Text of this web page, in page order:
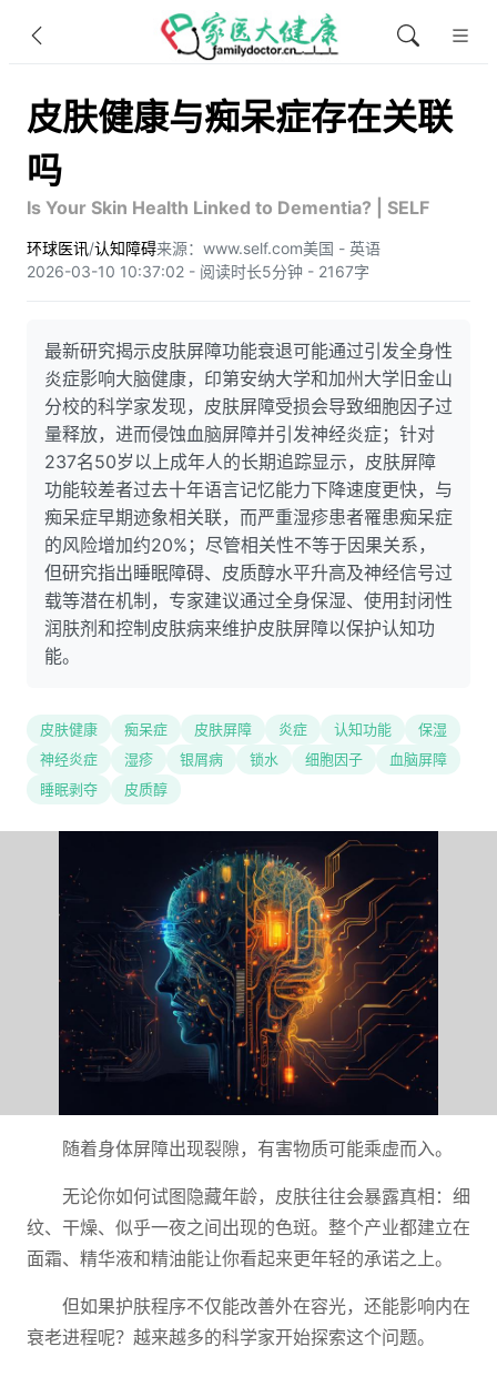
皮肤健康与痴呆症存在关联
吗
Is Your Skin Health Linked to Dementia? | SELF
环球医讯/认知障碍来源：www.self.com美国 - 英语
2026-03-10 10:37:02 - 阅读时长5分钟 - 2167字
最新研究揭示皮肤屏障功能衰退可能通过引发全身性
炎症影响大脑健康，印第安纳大学和加州大学旧金山
分校的科学家发现，皮肤屏障受损会导致细胞因子过
量释放，进而侵蚀血脑屏障并引发神经炎症；针对
237名50岁以上成年人的长期追踪显示，皮肤屏障
功能较差者过去十年语言记忆能力下降速度更快，与
痴呆症早期迹象相关联，而严重湿疹患者罹患痴呆症
的风险增加约20%；尽管相关性不等于因果关系，
但研究指出睡眠障碍、皮质醇水平升高及神经信号过
载等潜在机制，专家建议通过全身保湿、使用封闭性
润肤剂和控制皮肤病来维护皮肤屏障以保护认知功
能。
皮肤健康 痴呆症 皮肤屏障 炎症 认知功能
保湿
神经炎症
湿疹 银屑病 锁水 细胞因子
血脑屏障
睡眠剥夺
皮质醇
随着身体屏障出现裂隙，有害物质可能乘虚而入。
无论你如何试图隐藏年龄，皮肤往往会暴露真相：细
纹、干燥、似乎一夜之间出现的色斑。整个产业都建立在
面霜、精华液和精油能让你看起来更年轻的承诺之上。
但如果护肤程序不仅能改善外在容光，还能影响内在
衰老进程呢？越来越多的科学家开始探索这个问题。